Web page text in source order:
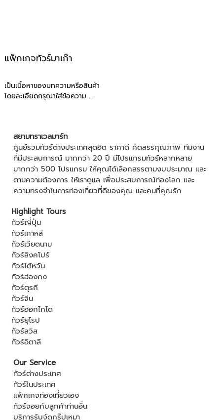
แพ็กเกจทัวร์มาเก๊า
เป็นเนื้อหาของบทความหรือสินค้า
โดยละเอียดกรุณาใส่ข้อความ …
สยามทราเวลมาร์ท
ศูนย์รวมทัวร์ต่างประเทศสุดฮิต ราคาดี คัดสรรคุณภาพ ทีมงาน
ที่มีประสบการณ์ มากกว่า 20 ปี มีโปรแกรมทัวร์หลากหลาย
มากกว่า 500 โปรแกรม ให้คุณได้เลือกสรรตามงบประมาณ และ
ตามความต้องการ ให้เราดูแล เพื่อประสบการณ์ท่องโลก และ
ความทรงจำในการท่องเที่ยวที่ดีของคุณ และคนที่คุณรัก
Highlight Tours
ทัวร์ญี่ปุ่น
ทัวร์เกาหลี
ทัวร์เวียดนาม
ทัวร์สิงคโปร์
ทัวร์ไต้หวัน
ทัวร์ฮ่องกง
ทัวร์ตุรกี
ทัวร์จีน
ทัวร์ฮอกไกโด
ทัวร์ยุโรป
ทัวร์สวิส
ทัวร์อิตาลี
Our Service
ทัวร์ต่างประเทศ
ทัวร์ในประเทศ
แพ็กเกจท่องเที่ยวเอง
ทัวร์จอยกับลูกค้าท่านอื่น
บริการรับจัดกรุ๊ปเหมา